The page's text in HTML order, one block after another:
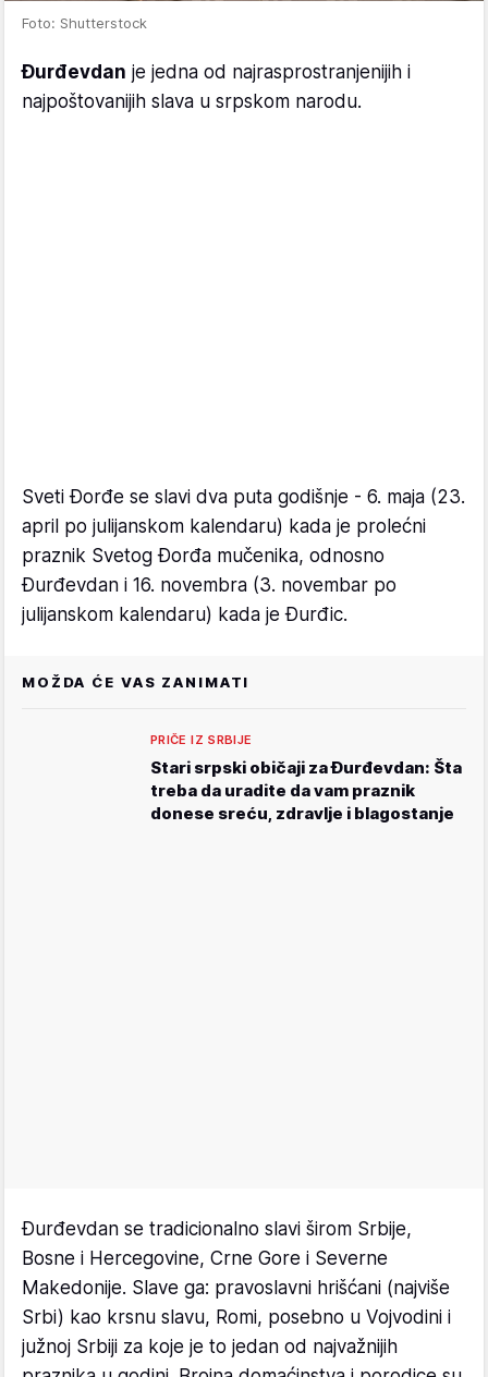
Foto: Shutterstock
Đurđevdan je jedna od najrasprostranjenijih i
najpoštovanijih slava u srpskom narodu.
Sveti Đorđe se slavi dva puta godišnje - 6. maja (23.
april po julijanskom kalendaru) kada je prolećni
praznik Svetog Đorđa mučenika, odnosno
Đurđevdan i 16. novembra (3. novembar po
julijanskom kalendaru) kada je Đurđic.
MOŽDA ĆE VAS ZANIMATI
PRIČE IZ SRBIJE
Stari srpski običaji za Đurđevdan: Šta
treba da uradite da vam praznik
donese sreću, zdravlje i blagostanje
Đurđevdan se tradicionalno slavi širom Srbije,
Bosne i Hercegovine, Crne Gore i Severne
Makedonije. Slave ga: pravoslavni hrišćani (najviše
Srbi) kao krsnu slavu, Romi, posebno u Vojvodini i
južnoj Srbiji za koje je to jedan od najvažnijih